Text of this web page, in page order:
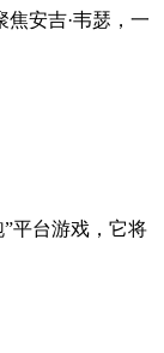
焦安吉·韦瑟，一
平台游戏，它将